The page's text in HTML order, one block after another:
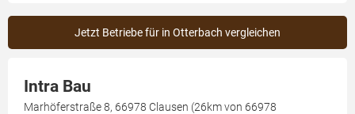
Jetzt Betriebe für in Otterbach vergleichen
Intra Bau
Marhöferstraße 8, 66978 Clausen (26km von 66978